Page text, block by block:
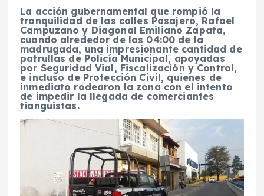
La acción gubernamental que rompió la
tranquilidad de las calles Pasajero, Rafael
Campuzano y Diagonal Emiliano Zapata,
cuando alrededor de las 04:00 de la
madrugada, una impresionante cantidad de
patrullas de Policía Municipal, apoyadas
por Seguridad Vial, Fiscalización y Control,
e incluso de Protección Civil, quienes de
inmediato rodearon la zona con el intento
de impedir la llegada de comerciantes
tianguistas.